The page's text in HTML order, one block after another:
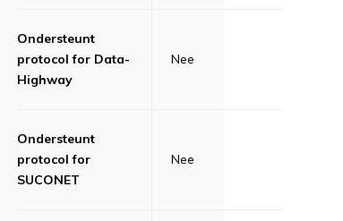
Ondersteunt
protocol for Data-
Highway
Nee
Ondersteunt
protocol for
SUCONET
Nee